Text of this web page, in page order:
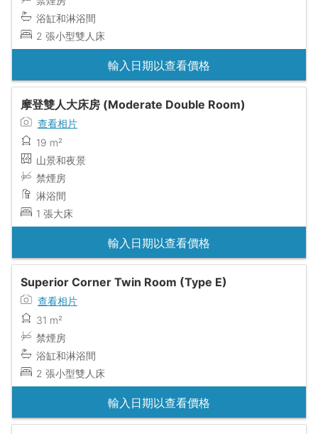
浴缸和淋浴間
2 張小型雙人床
輸入日期以查看價格
摩登雙人大床房 (Moderate Double Room)
查看相片
19 m²
山景和夜景
禁煙房
淋浴間
1 張大床
輸入日期以查看價格
Superior Corner Twin Room (Type E)
查看相片
31 m²
禁煙房
浴缸和淋浴間
2 張小型雙人床
輸入日期以查看價格